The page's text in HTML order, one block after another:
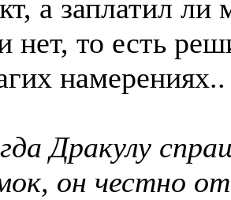
а заплатил
нет, то есть
намерениях..
Дракулу
он честно